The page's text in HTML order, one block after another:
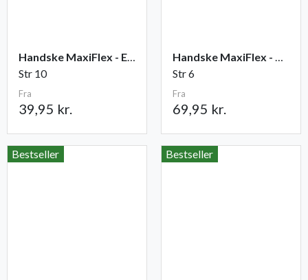
Handske MaxiFlex - Elite
Str 10
Fra
39,95 kr.
Handske MaxiFlex - Cut
Str 6
Fra
69,95 kr.
Bestseller Bestseller